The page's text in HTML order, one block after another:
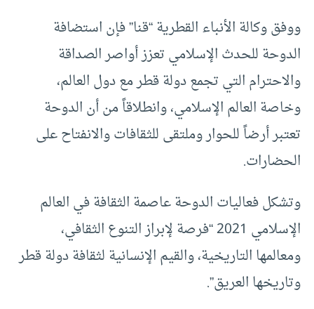
ووفق وكالة الأنباء القطرية “قنا” فإن استضافة
الدوحة للحدث الإسلامي تعزز أواصر الصداقة
والاحترام التي تجمع دولة قطر مع دول العالم،
وخاصة العالم الإسلامي، وانطلاقاً من أن الدوحة
تعتبر أرضاً للحوار وملتقى للثقافات والانفتاح على
الحضارات.
وتشكل فعاليات الدوحة عاصمة الثقافة في العالم
الإسلامي 2021 “فرصة لإبراز التنوع الثقافي،
ومعالمها التاريخية، والقيم الإنسانية لثقافة دولة قطر
وتاريخها العريق”.